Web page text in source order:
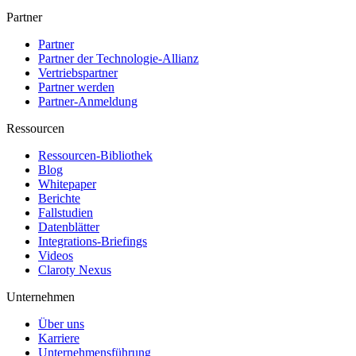
Partner
Partner
Partner der Technologie-Allianz
Vertriebspartner
Partner werden
Partner-Anmeldung
Ressourcen
Ressourcen-Bibliothek
Blog
Whitepaper
Berichte
Fallstudien
Datenblätter
Integrations-Briefings
Videos
Claroty Nexus
Unternehmen
Über uns
Karriere
Unternehmensführung